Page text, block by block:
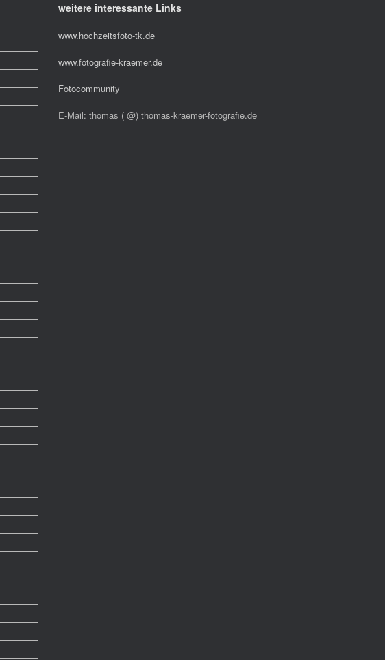
weitere interessante Links
www.hochzeitsfoto-tk.de
www.fotografie-kraemer.de
Fotocommunity
E-Mail: thomas ( @) thomas-kraemer-fotografie.de